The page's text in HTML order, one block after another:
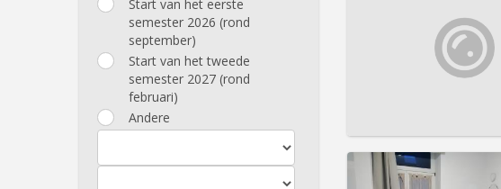
Start van het eerste
semester 2026 (rond
september)
Start van het tweede
semester 2027 (rond
februari)
Andere
Zomervakantie,
Nee